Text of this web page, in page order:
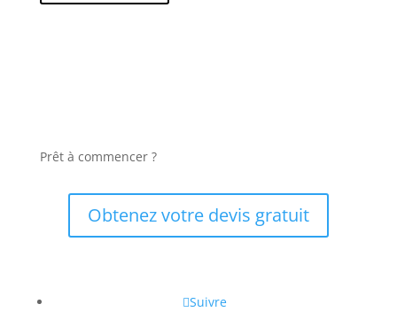
Prêt à commencer ?
Obtenez votre devis gratuit
Suivre